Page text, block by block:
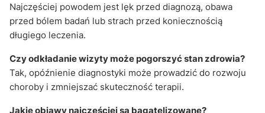
Najczęściej powodem jest lęk przed diagnozą, obawa
przed bólem badań lub strach przed koniecznością
długiego leczenia.
Czy odkładanie wizyty może pogorszyć stan zdrowia?
Tak, opóźnienie diagnostyki może prowadzić do rozwoju
choroby i zmniejszać skuteczność terapii.
Jakie objawy najczęściej są bagatelizowane?